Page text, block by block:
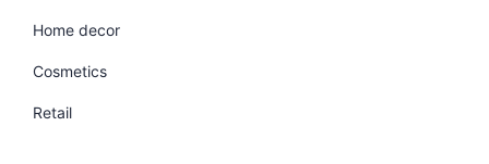
Home decor
Cosmetics
Retail